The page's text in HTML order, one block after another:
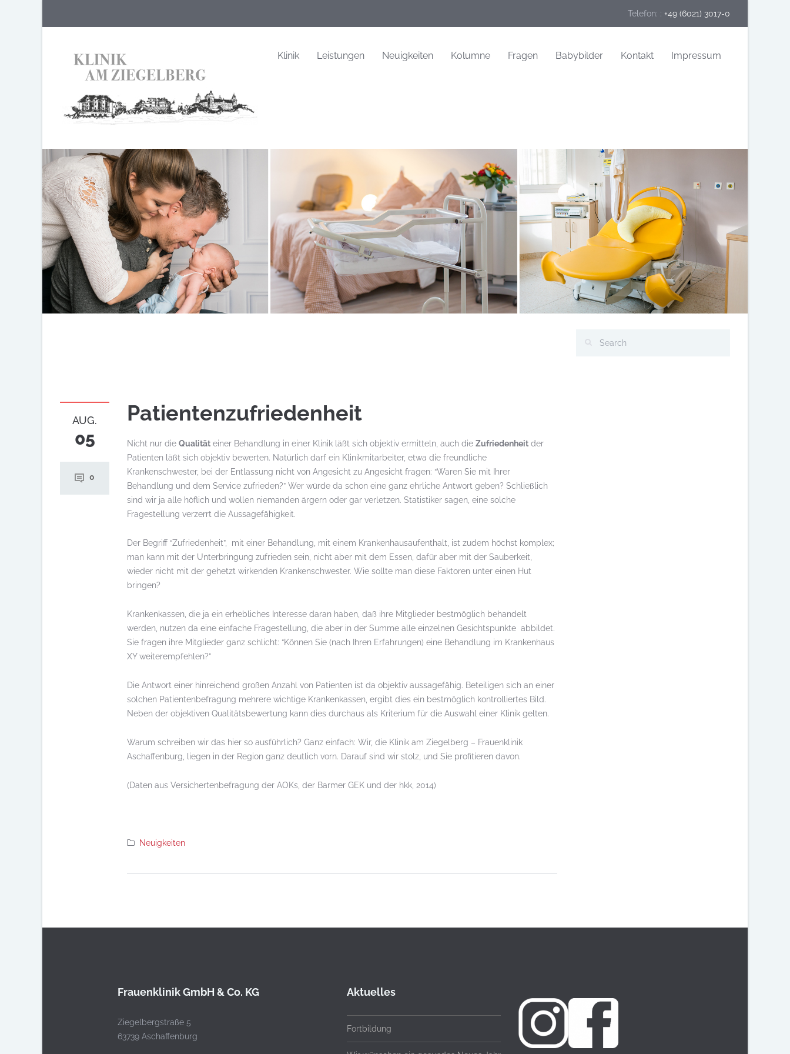
Telefon: : +49 (6021) 3017-0
Klinik Leistungen Neuigkeiten Kolumne Fragen Babybilder Kontakt Impressum
AUG.
05
0
Patientenzufriedenheit
Nicht nur die Qualität einer Behandlung in einer Klinik läßt sich objektiv ermitteln, auch die Zufriedenheit der
Patienten läßt sich objektiv bewerten. Natürlich darf ein Klinikmitarbeiter, etwa die freundliche
Krankenschwester, bei der Entlassung nicht von Angesicht zu Angesicht fragen: “Waren Sie mit Ihrer
Behandlung und dem Service zufrieden?” Wer würde da schon eine ganz ehrliche Antwort geben? Schließlich
sind wir ja alle höflich und wollen niemanden ärgern oder gar verletzen. Statistiker sagen, eine solche
Fragestellung verzerrt die Aussagefähigkeit.
Der Begriff “Zufriedenheit”, mit einer Behandlung, mit einem Krankenhausaufenthalt, ist zudem höchst komplex;
man kann mit der Unterbringung zufrieden sein, nicht aber mit dem Essen, dafür aber mit der Sauberkeit,
wieder nicht mit der gehetzt wirkenden Krankenschwester. Wie sollte man diese Faktoren unter einen Hut
bringen?
Krankenkassen, die ja ein erhebliches Interesse daran haben, daß ihre Mitglieder bestmöglich behandelt
werden, nutzen da eine einfache Fragestellung, die aber in der Summe alle einzelnen Gesichtspunkte abbildet.
Sie fragen ihre Mitglieder ganz schlicht: “Können Sie (nach Ihren Erfahrungen) eine Behandlung im Krankenhaus
XY weiterempfehlen?”
Die Antwort einer hinreichend großen Anzahl von Patienten ist da objektiv aussagefähig. Beteiligen sich an einer
solchen Patientenbefragung mehrere wichtige Krankenkassen, ergibt dies ein bestmöglich kontrolliertes Bild.
Neben der objektiven Qualitätsbewertung kann dies durchaus als Kriterium für die Auswahl einer Klinik gelten.
Warum schreiben wir das hier so ausführlich? Ganz einfach: Wir, die Klinik am Ziegelberg – Frauenklinik
Aschaffenburg, liegen in der Region ganz deutlich vorn. Darauf sind wir stolz, und Sie profitieren davon.
(Daten aus Versichertenbefragung der AOKs, der Barmer GEK und der hkk, 2014)
Neuigkeiten
Frauenklinik GmbH & Co. KG
Ziegelbergstraße 5
63739 Aschaffenburg
Aktuelles
Fortbildung